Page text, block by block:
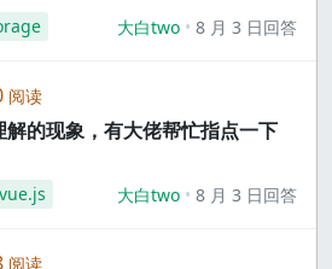
大白two 8 月 3 日回答
阅读
的现象，有大佬帮忙指点一下
vue.js 大白two 8 月 3 日回答
阅读